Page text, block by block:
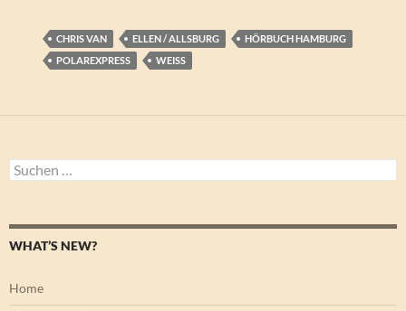
CHRIS VAN ELLEN / ALLSBURG
HÖRBUCH HAMBURG
POLAREXPRESS
WEISS
Suchen
nach:
WHAT’S NEW?
Home